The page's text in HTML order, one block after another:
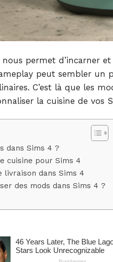
permet d’incarner
peut sembler un
C’est là que les
la cuisine de vos
dans Sims 4 ?
cuisine pour Sims 4
livraison dans Sims 4
des mods dans Sims 4 ?